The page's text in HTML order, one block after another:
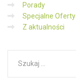
Porady
Specjalne Oferty
Z aktualności